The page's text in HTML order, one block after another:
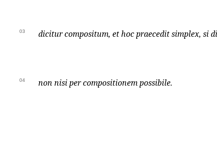
03 dicitur compositum, et hoc praecedit simplex, si
04 non nisi per compositionem possibile.